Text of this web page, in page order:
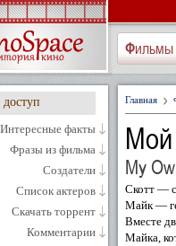
Фильмы
Интересные факты
Фразы из фильма
Создатели
Список актеров
Скачать торрент
Комментарии
Главная
My
Скотт —
Майк —
Вместе
Майка,